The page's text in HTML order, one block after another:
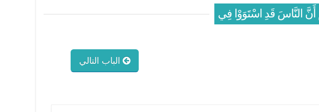
النَّاسَ قَدِ اسْتَوَوْا فِي
الباب التالي